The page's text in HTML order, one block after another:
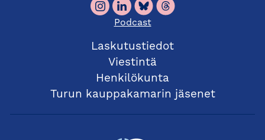
Podcast
Laskutustiedot
Viestintä
Henkilökunta
Turun kauppakamarin jäsenet